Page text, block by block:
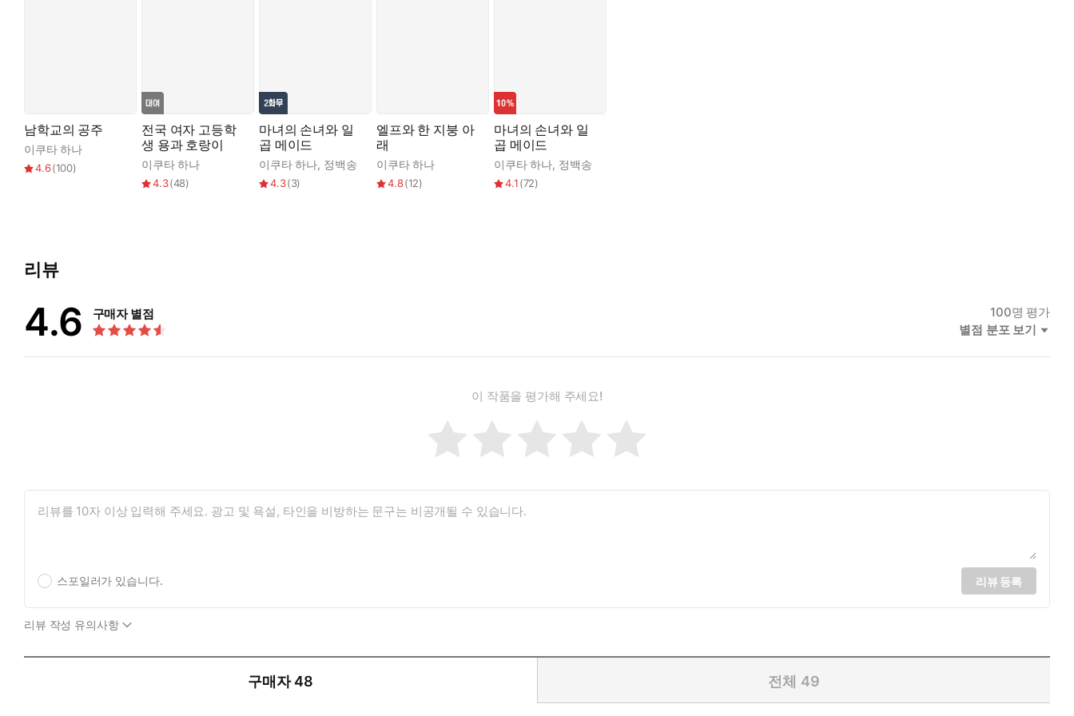
남학교의 공주
이쿠타 하나
4.6(100)
전국 여자 고등학
생 용과 호랑이
이쿠타 하나
4.3(48)
마녀의 손녀와 일
곱 메이드
이쿠타 하나, 정백송
4.3(3)
엘프와 한 지붕 아
래
이쿠타 하나
4.8(12)
마녀의 손녀와 일
곱 메이드
이쿠타 하나, 정백송
4.1(72)
리뷰
4.6 구매자 별점 100명 평가
별점 분포 보기
이 작품을 평가해 주세요!
스포일러가 있습니다. 리뷰 등록
리뷰 작성 유의사항
구매자 48 전체 49